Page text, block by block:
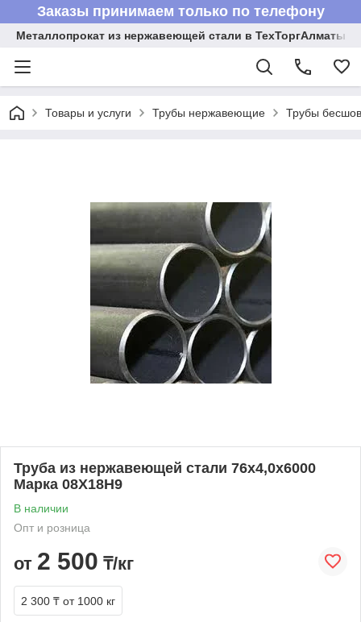
Заказы принимаем только по телефону
Металлопрокат из нержавеющей стали в ТехТоргАлматы
Товары и услуги Трубы нержавеющие Трубы
Труба из нержавеющей стали 76х4,0х6000
Марка 08Х18Н9
В наличии
Опт и розница
от 2 500 ₸/кг
2 300 ₸ от 1000 кг